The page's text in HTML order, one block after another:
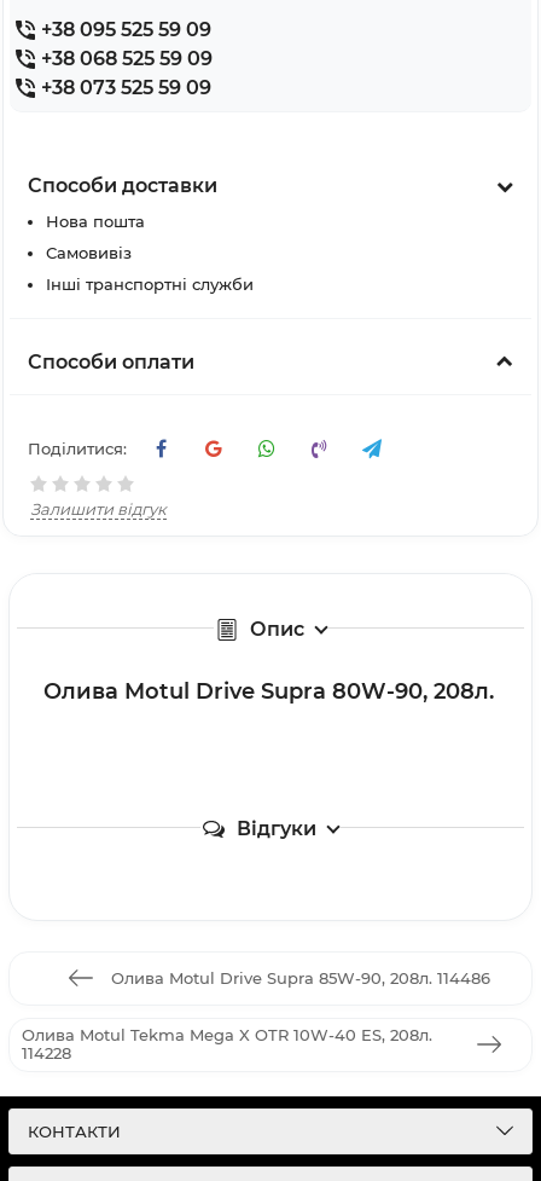
+38 095 525 59 09
+38 068 525 59 09
+38 073 525 59 09
Способи доставки
Нова пошта
Самовивіз
Інші транспортні служби
Способи оплати
Поділитися:
Залишити відгук
Опис
Олива Motul Drive Supra 80W-90, 208л.
Відгуки
Олива Motul Drive Supra 85W-90, 208л. 114486
Олива Motul Tekma Mega X OTR 10W-40 ES, 208л.
114228
КОНТАКТИ